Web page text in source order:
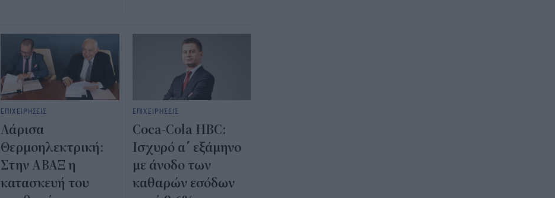
ΕΠΙΧΕΙΡΗΣΕΙΣ
Λάρισα
Θερμοηλεκτρική:
Στην ΑΒΑΞ η
κατασκευή του
ΕΠΙΧΕΙΡΗΣΕΙΣ
Coca-Cola HBC:
Ισχυρό α΄ εξάμηνο
με άνοδο των
καθαρών εσόδων